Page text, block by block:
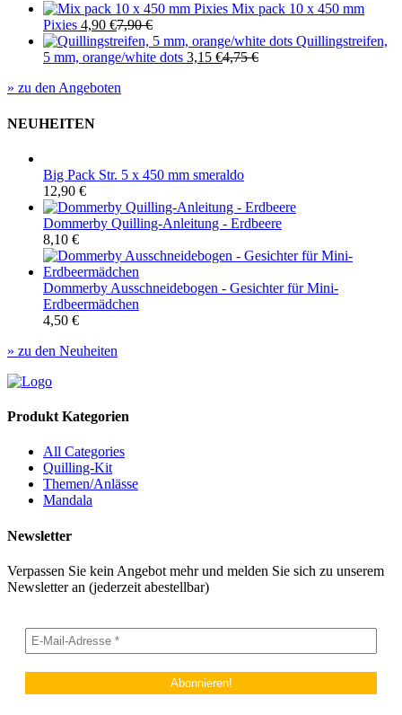
Mix pack 10 x 450 mm
Pixies 4,90 €7,90€
Quillingstreifen,
5 mm, orange/white dots 3,15 €4,75€
» zu den Angeboten
NEUHEITEN
Big Pack Str. 5 x 450 mm smeraldo
12,90 €
Dommerby Quilling-Anleitung - Erdbeere
8,10 €
Dommerby Ausschneidebogen - Gesichter für Mini-
Erdbeermädchen
4,50 €
» zu den Neuheiten
Produkt Kategorien
All Categories
Quilling-Kit
Themen/Anlässe
Mandala
Newsletter
Verpassen Sie kein Angebot mehr und melden Sie sich zu unserem
Newsletter an (jederzeit abestellbar)